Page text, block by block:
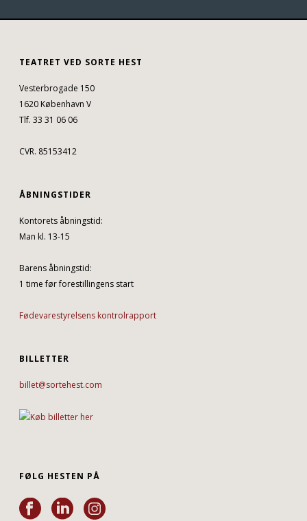
TEATRET VED SORTE HEST
Vesterbrogade 150
1620 København V
Tlf. 33 31 06 06
CVR. 85153412
ÅBNINGSTIDER
Kontorets åbningstid:
Man kl. 13-15
Barens åbningstid:
1 time før forestillingens start
Fødevarestyrelsens kontrolrapport
BILLETTER
billet@sortehest.com
FØLG HESTEN PÅ